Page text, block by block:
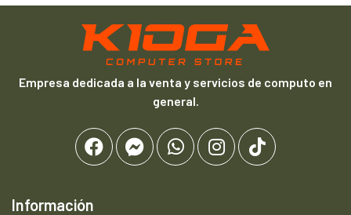
Empresa dedicada a la venta y servicios de computo en
general.
Información